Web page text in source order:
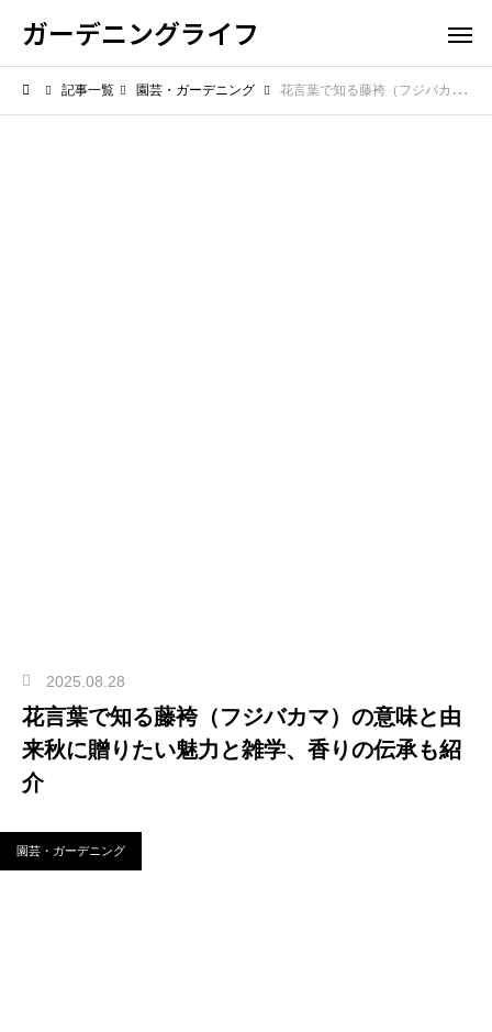
ガーデニングライフ
記事一覧 園芸・ガーデニング 花言葉で知る藤袴（フジバカマ）の意味と由来秋に贈りたい魅力と雑学、香りの伝承も紹介
2025.08.28
花言葉で知る藤袴（フジバカマ）の意味と由
来秋に贈りたい魅力と雑学、香りの伝承も紹
介
園芸・ガーデニング